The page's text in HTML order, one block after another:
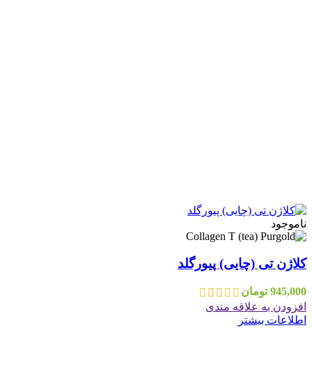
ناموجود
کلاژن تی (چایی) پیورگلد
945,000 تومان
افزودن به علاقه مندی
اطلاعات بیشتر